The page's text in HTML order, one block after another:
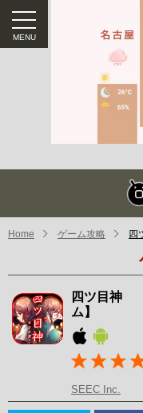
Home ゲーム攻略 四
四ツ目神
ム】
SEEC Inc.